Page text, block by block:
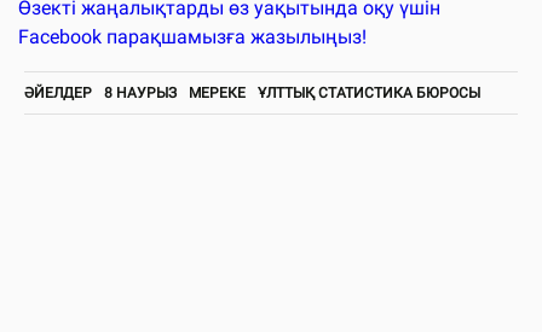
Өзекті жаңалықтарды өз уақытында оқу үшін
Facebook парақшамызға жазылыңыз!
ӘЙЕЛДЕР 8 НАУРЫЗ МЕРЕКЕ ҰЛТТЫҚ СТАТИСТИКА БЮРОСЫ